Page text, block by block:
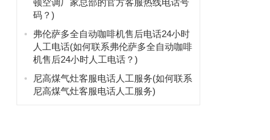
顿空调厂家总部的官方客服热线电话号
码？)
弗伦萨多全自动咖啡机售后电话24小时
人工电话(如何联系弗伦萨多全自动咖啡
机售后24小时人工电话？)
尼高煤气灶客服电话人工服务(如何联系
尼高煤气灶客服电话人工服务)